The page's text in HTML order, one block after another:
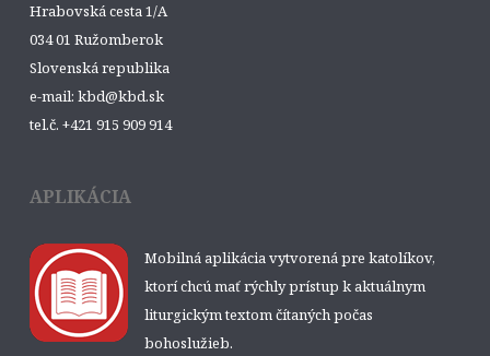
Hrabovská cesta 1/A
034 01 Ružomberok
Slovenská republika
e-mail: kbd@kbd.sk
tel.č. +421 915 909 914
APLIKÁCIA
Mobilná aplikácia vytvorená pre katolíkov,
ktorí chcú mať rýchly prístup k aktuálnym
liturgickým textom čítaných počas
bohoslužieb.